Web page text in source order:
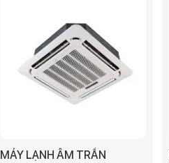
MÁY LẠNH ÂM TRẦN